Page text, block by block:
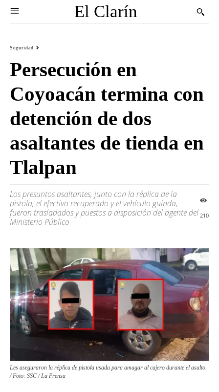
El Clarín
Seguridad
Persecución en
Coyoacán termina con
detención de dos
asaltantes de tienda en
Tlalpan
Los presuntos asaltantes, junto con la réplica de la
pistola, el efectivo recuperado y el vehículo guinda,
fueron trasladados y puestos a disposición del agente del
Ministerio Público
210
Les aseguraron la réplica de pistola usada para amagar al cajero durante el asalto.
/ Foto: SSC / La Prensa